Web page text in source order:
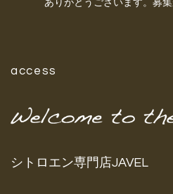
access
シトロエン専門店JAVEL